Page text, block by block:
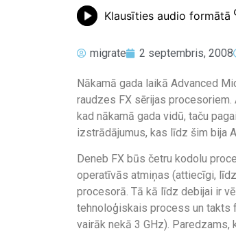
Klausīties audio formātā
migrate 2 septembris, 2008
Nākamā gada laikā Advanced
raudzes FX sērijas
kad nākamā gada vidū, taču
izstrādājumus, kas līdz šim bija
Deneb FX būs četru kodolu
operatīvās atmiņas (attiecīgi,
procesorā. Tā kā līdz debijai ir
tehnoloģiskais process un takts
vairāk nekā 3 GHz).